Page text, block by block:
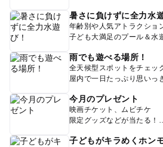
暑さに負けずに全力水
年齢別や人気アトラクショ
子ども大満足のプール＆水
雨でも遊べる場所！
全天候型スポットをチェッ
屋内で一日たっぷり思いっ
今月のプレゼント
映画チケット、ムビチケ
限定グッズなどが当たる！
子どもがキラめくホン